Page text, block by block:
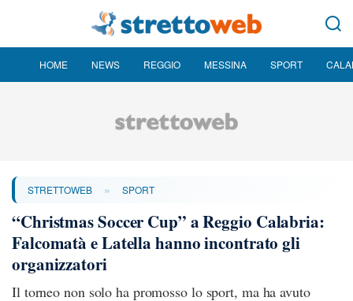
HOME NEWS REGGIO MESSINA SPORT
STRETTOWEB » SPORT
“Christmas Soccer Cup” a Reggio Calabria:
Falcomatà e Latella hanno incontrato gli
organizzatori
Il torneo non solo ha promosso lo sport, ma ha avuto